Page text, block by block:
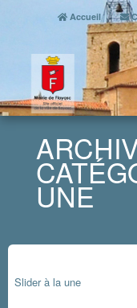
Accueil
UNE
Slider à la une